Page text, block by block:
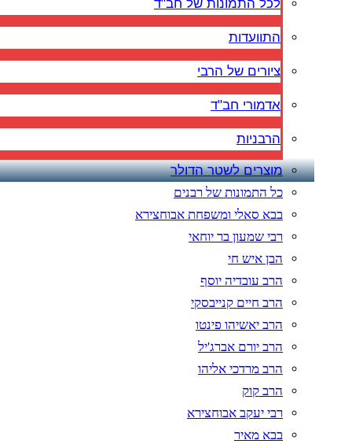
לכל התמונות של חב"ד
התוועדות
ציורים של הרבי
אדמורי חב"ד
הרבניות
מוצרים לשטר הדולר
כל התמונות של רבנים
בבא סאלי ומשפחת אבוחצירא
רבי שמעון בר יוחאי
הבן איש חי
הרב עובדיה יוסף
הרב חיים קנייבסקי
הרב יאשיהו פינטו
הרב יורם אברג'יל
הרב מרדכי אליהו
הרב קוק
רבי יעקב אבוחצירא
בבא מאיר